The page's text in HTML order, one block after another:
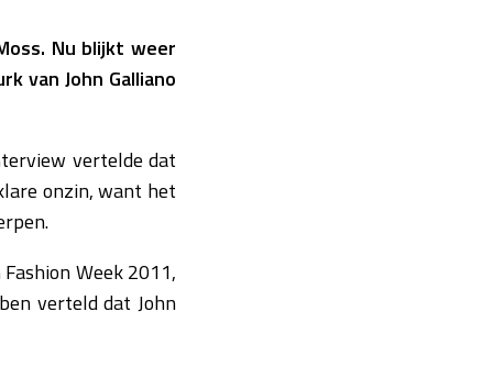
Nu blijkt weer
van John Galliano
vertelde dat
onzin, want het
Week 2011,
verteld dat John